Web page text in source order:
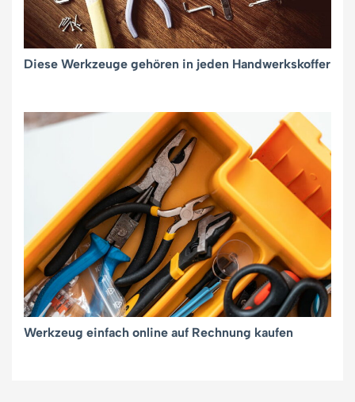
Diese Werkzeuge gehören in jeden Handwerkskoffer
Werkzeug einfach online auf Rechnung kaufen